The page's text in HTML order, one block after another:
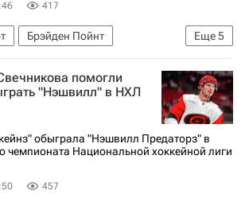
417
Еще5
Брэйден Пойнт
Джейк Гюнцель
Тампа-Бэй Лайтнинг
помогли
"Нэшвилл" в НХЛ
обыграла "Нэшвилл Предаторз" в
чемпионата Национальной хоккейной лиги
457